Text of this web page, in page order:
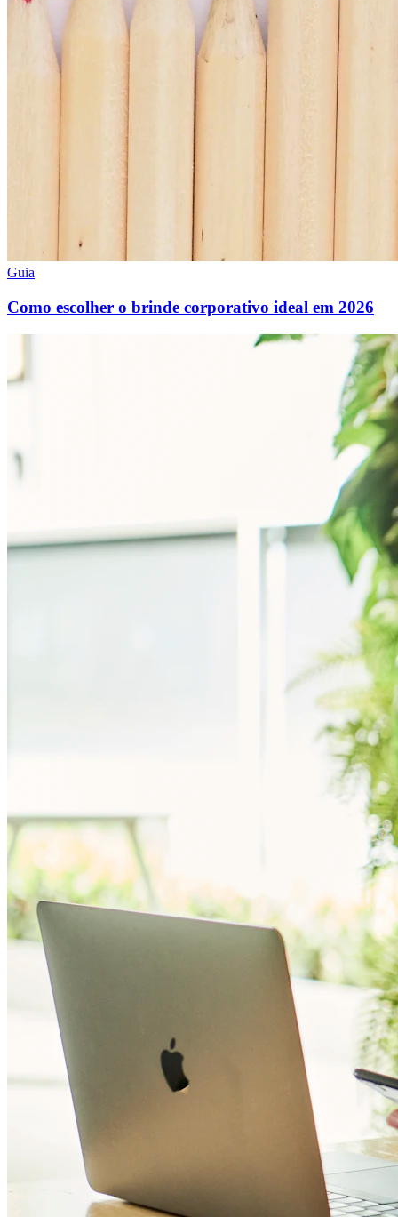
Guia
Como escolher o brinde corporativo ideal em 2026